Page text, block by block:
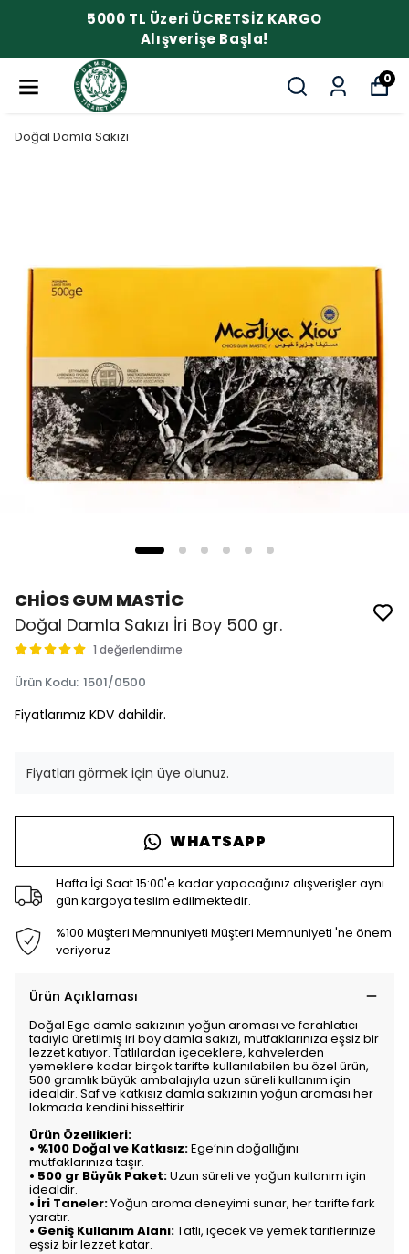
5000 TL Üzeri ÜCRETSİZ KARGO
Alışverişe Başla!
0
Doğal Damla Sakızı
CHİOS GUM MASTİC
Doğal Damla Sakızı İri Boy 500 gr.
1 değerlendirme
Ürün Kodu: 1501/0500
Fiyatlarımız KDV dahildir.
Fiyatları görmek için üye olunuz.
WHATSAPP
Hafta İçi Saat 15:00'e kadar yapacağınız alışverişler aynı
gün kargoya teslim edilmektedir.
%100 Müşteri Memnuniyeti Müşteri Memnuniyeti 'ne önem
veriyoruz
Ürün Açıklaması
Doğal Ege damla sakızının yoğun aroması ve ferahlatıcı
tadıyla üretilmiş iri boy damla sakızı, mutfaklarınıza eşsiz bir
lezzet katıyor. Tatlılardan içeceklere, kahvelerden
yemeklere kadar birçok tarifte kullanılabilen bu özel ürün,
500 gramlık büyük ambalajıyla uzun süreli kullanım için
idealdir. Saf ve katkısız damla sakızının yoğun aroması her
lokmada kendini hissettirir.
Ürün Özellikleri:
• %100 Doğal ve Katkısız:Ege’nin doğallığını
mutfaklarınıza taşır.
• 500 gr Büyük Paket:Uzun süreli ve yoğun kullanım için
idealdir.
• İri Taneler:Yoğun aroma deneyimi sunar, her tarifte fark
yaratır.
• Geniş Kullanım Alanı:Tatlı, içecek ve yemek tariflerinize
eşsiz bir lezzet katar.